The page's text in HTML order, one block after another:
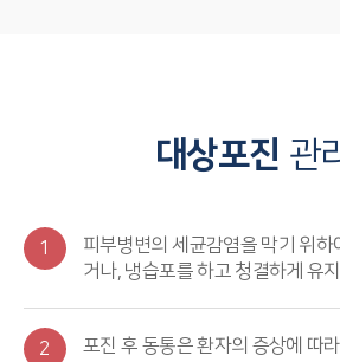
대상포진 관
1
피부병변의 세균감염을 막기 위
거나, 냉습포를 하고 청결하게 유
2
포진 후 동통은 환자의 증상에 따